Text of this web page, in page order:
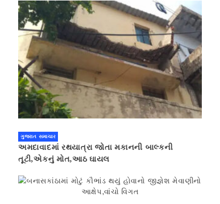
ગુજરાત સમાચાર
અમદાવાદમાં રથયાત્રા જોતા મકાનની બાલ્કની
તૂટી,એકનું મોત,આઠ ઘાયલ